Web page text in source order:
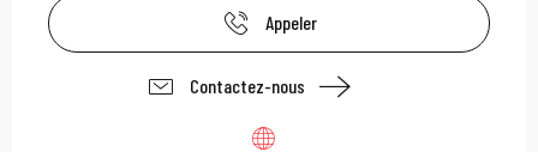
Appeler
Contactez-nous